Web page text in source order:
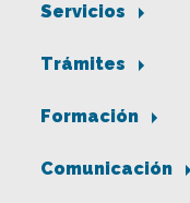
Servicios
Trámites
Formación
Comunicación